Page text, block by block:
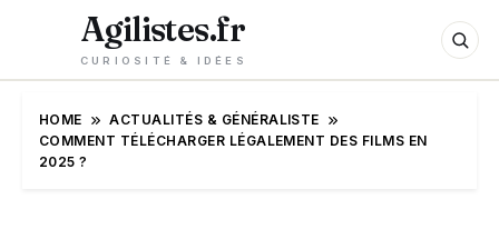
Agilistes.fr
CURIOSITÉ & IDÉES
HOME
ACTUALITÉS & GÉNÉRALISTE
COMMENT TÉLÉCHARGER LÉGALEMENT DES FILMS EN
2025 ?